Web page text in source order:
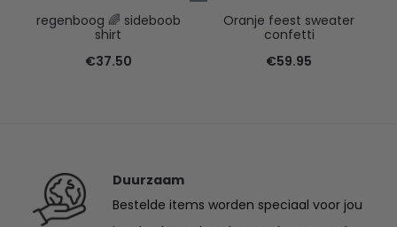
regenboog 🌈 sideboob
shirt
€37.50
Oranje feest sweater
confetti
€59.95
Duurzaam
Bestelde items worden speciaal voor jou